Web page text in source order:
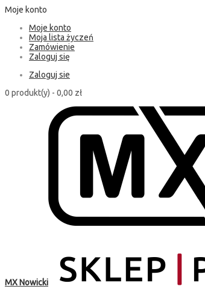
Moje konto
Moje konto
Moja lista życzeń
Zamówienie
Zaloguj się
Zaloguj sie
0 produkt(y) - 0,00 zł
MX Nowicki